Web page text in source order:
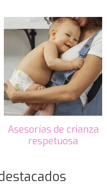
Asesorías de crianza
respetuosa